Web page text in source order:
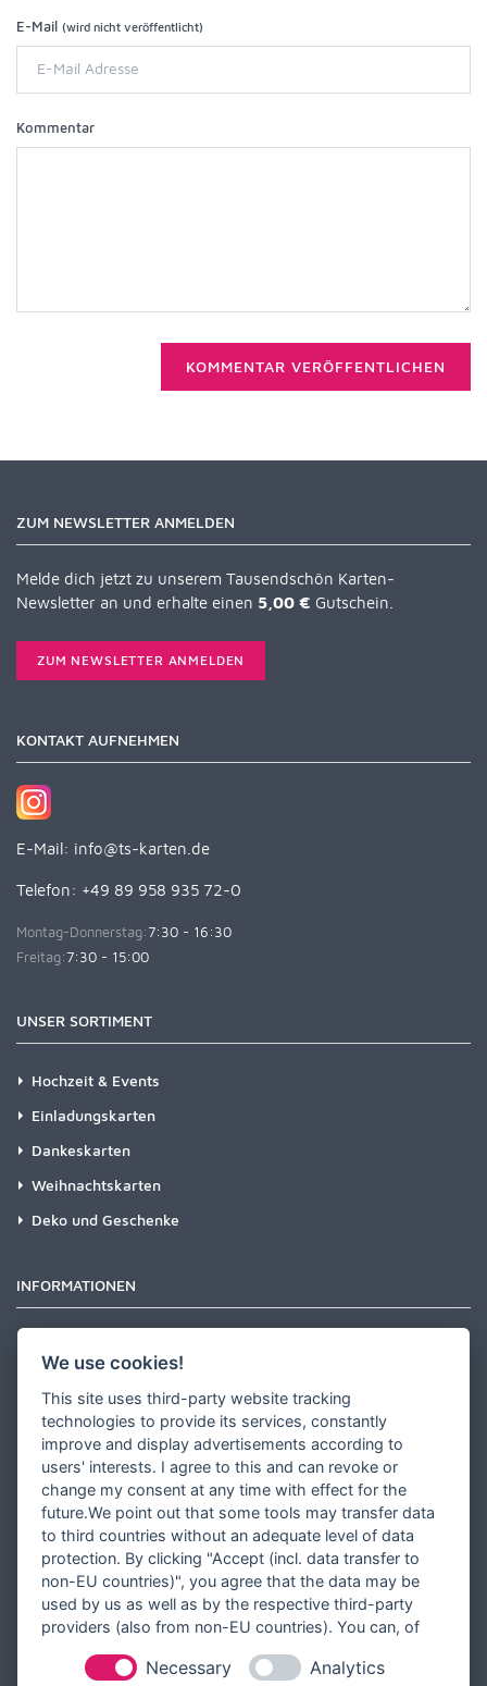
E-Mail (wird nicht veröffentlicht)
Kommentar
KOMMENTAR VERÖFFENTLICHEN
ZUM NEWSLETTER ANMELDEN
Melde dich jetzt zu unserem Tausendschön Karten-
Newsletter an und erhalte einen 5,00 € Gutschein.
ZUM NEWSLETTER ANMELDEN
KONTAKT AUFNEHMEN
E-Mail: info@ts-karten.de
Telefon: +49 89 958 935 72-0
Montag-Donnerstag:7:30 - 16:30
Freitag:7:30 - 15:00
UNSER SORTIMENT
Hochzeit & Events
Einladungskarten
Dankeskarten
Weihnachtskarten
Deko und Geschenke
INFORMATIONEN
Versandinformationen
Partner werden
Designer werden
Über Tausendschön Karten
Blog
Ratgeber
Unsere Partner
We use cookies!
This site uses third-party website tracking
technologies to provide its services, constantly
improve and display advertisements according to
users' interests. I agree to this and can revoke or
change my consent at any time with effect for the
future.We point out that some tools may transfer data
to third countries without an adequate level of data
protection. By clicking "Accept (incl. data transfer to
non-EU countries)", you agree that the data may be
used by us as well as by the respective third-party
providers (also from non-EU countries). You can, of
Necessary Analytics